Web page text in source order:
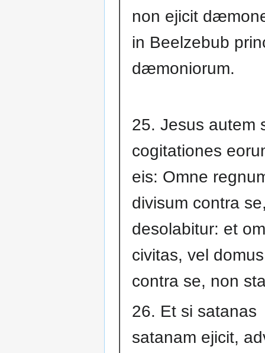
non ejicit
in Beelzebub
dæmoniorum.
25. Jesus autem
cogitationes
eis: Omne
divisum contra
desolabitur: et
civitas, vel
contra se, non
26. Et si satanas
satanam ejicit,